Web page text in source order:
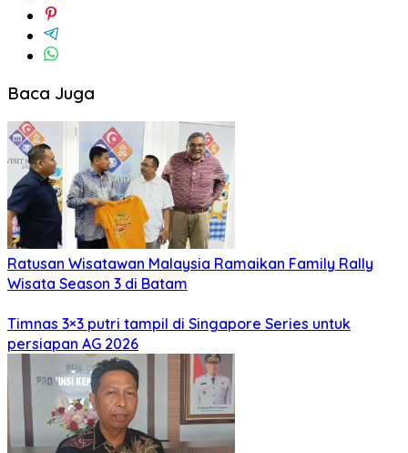
Baca Juga
Ratusan Wisatawan Malaysia Ramaikan Family Rally
Wisata Season 3 di Batam
Timnas 3×3 putri tampil di Singapore Series untuk
persiapan AG 2026